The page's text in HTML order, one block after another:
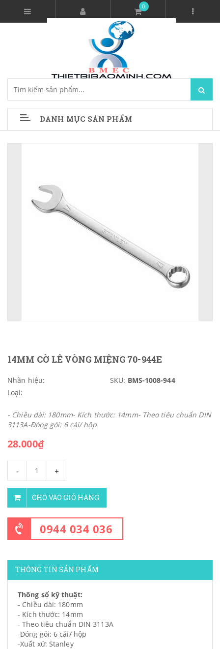
0
DANH MỤC SẢN PHẨM
14MM CỜ LÊ VÒNG MIỆNG 70-944E
Nhãn hiệu: SKU: BMS-1008-944
Loại:
- Chiều dài: 180mm- Kích thước: 14mm- Theo tiêu chuẩn DIN
3113A-Đóng gói: 6 cái/ hộp
28.000₫
- +
CHO VÀO GIỎ HÀNG
0944 034 036
THÔNG TIN SẢN PHẨM
Thông số kỹ thuật:
- Chiều dài: 180mm
- Kích thước: 14mm
- Theo tiêu chuẩn DIN 3113A
-Đóng gói: 6 cái/ hộp
-Xuất xứ: Stanley